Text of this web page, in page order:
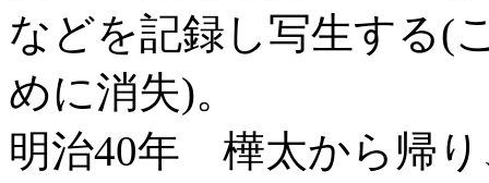
などを記録し写生する(
めに消失)。
明治40年 樺太から帰り